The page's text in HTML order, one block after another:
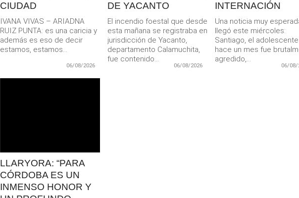
CIUDAD
IVANA VIVAS – ARIADNA
RUIZ PUNTA: es una caricia y
además es eso de decir
estamos, estamos...
06/08/2026
DE YACANTO
El incendio foestal que desde
esta mañana se registraba en
jurisdicción de Yacanto,
departamento Calamuchita,
fue contenido...
06/08/2026
INTERNACIÓN
Una noticia muy
llegó este miércoles:
Santiago, el
hace un mes fue
agredido,...
06/08/
LLARYORA: “PARA
CÓRDOBA ES UN
INMENSO HONOR Y